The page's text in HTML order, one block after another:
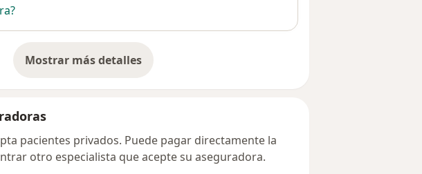
Mostrar más detalles
sobre la dirección
pacientes privados. Puede pagar directamente la
otro especialista que acepte su aseguradora.